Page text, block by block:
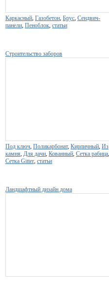
Каркасный Газобетон Брус Сендвич-
панели Пеноблок статьи
Строительство заборов
Под ключ Поликарбонат, Кирпичный Из
камня Для дачи Кованный Сетка рабица
Сетка Gitter статьи
Ландшафтный дизайн дома